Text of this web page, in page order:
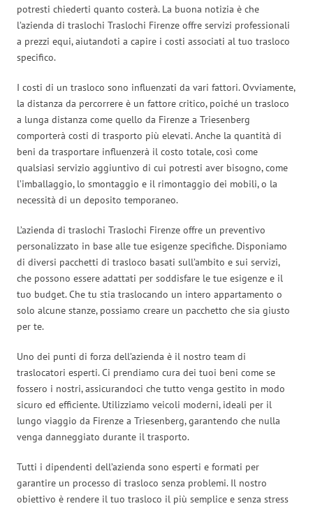
potresti chiederti quanto costerà. La buona notizia è che
l’azienda di traslochi Traslochi Firenze offre servizi professionali
a prezzi equi, aiutandoti a capire i costi associati al tuo trasloco
specifico.
I costi di un trasloco sono influenzati da vari fattori. Ovviamente,
la distanza da percorrere è un fattore critico, poiché un trasloco
a lunga distanza come quello da Firenze a Triesenberg
comporterà costi di trasporto più elevati. Anche la quantità di
beni da trasportare influenzerà il costo totale, così come
qualsiasi servizio aggiuntivo di cui potresti aver bisogno, come
l’imballaggio, lo smontaggio e il rimontaggio dei mobili, o la
necessità di un deposito temporaneo.
L’azienda di traslochi Traslochi Firenze offre un preventivo
personalizzato in base alle tue esigenze specifiche. Disponiamo
di diversi pacchetti di trasloco basati sull’ambito e sui servizi,
che possono essere adattati per soddisfare le tue esigenze e il
tuo budget. Che tu stia traslocando un intero appartamento o
solo alcune stanze, possiamo creare un pacchetto che sia giusto
per te.
Uno dei punti di forza dell’azienda è il nostro team di
traslocatori esperti. Ci prendiamo cura dei tuoi beni come se
fossero i nostri, assicurandoci che tutto venga gestito in modo
sicuro ed efficiente. Utilizziamo veicoli moderni, ideali per il
lungo viaggio da Firenze a Triesenberg, garantendo che nulla
venga danneggiato durante il trasporto.
Tutti i dipendenti dell’azienda sono esperti e formati per
garantire un processo di trasloco senza problemi. Il nostro
obiettivo è rendere il tuo trasloco il più semplice e senza stress